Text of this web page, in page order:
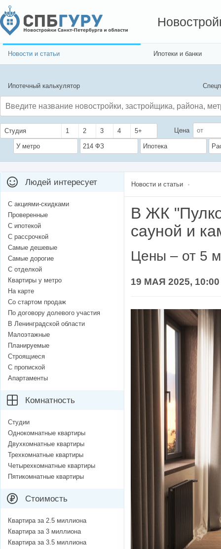
Новости и статьи Ипотеки и банки
Ипотечный калькулятор
Студия 1 2 3 4 5+ Цена
У метро 214 ФЗ Ипотека
Новости и статьи
В ЖК
сауной и
Цены – от 5
19 МАЯ 2025, 10:00
Людей интересует
С акциями-скидками
Проверенные
С ипотекой
С рассрочкой
Самые дешевые
Самые дорогие
С отделкой
Квартиры у метро
На карте
Со стартом продаж
По договору долевого участия
В Ленинградской области
Малоэтажные
Планируемые
Строящиеся
С пропиской
Апартаменты
Комнатность
Студии
Однокомнатные квартиры
Двухкомнатные квартиры
Трехкомнатные квартиры
Четырехкомнатные квартиры
Пятикомнатные квартиры
Стоимость
Квартира за 2.5 миллиона
Квартира за 3 миллиона
Квартира за 3.5 миллиона